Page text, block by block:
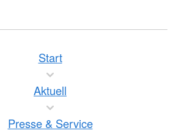
Start
Aktuell
Presse & Service